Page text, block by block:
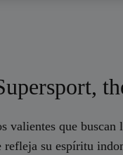
valientes que
su espíritu